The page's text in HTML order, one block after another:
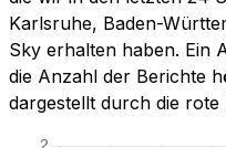
Karlsruhe, Baden-
Sky erhalten haben. Ein
die Anzahl der Berichte
dargestellt durch die rote